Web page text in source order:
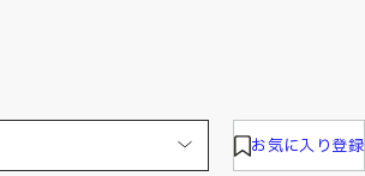
お気に入り登録